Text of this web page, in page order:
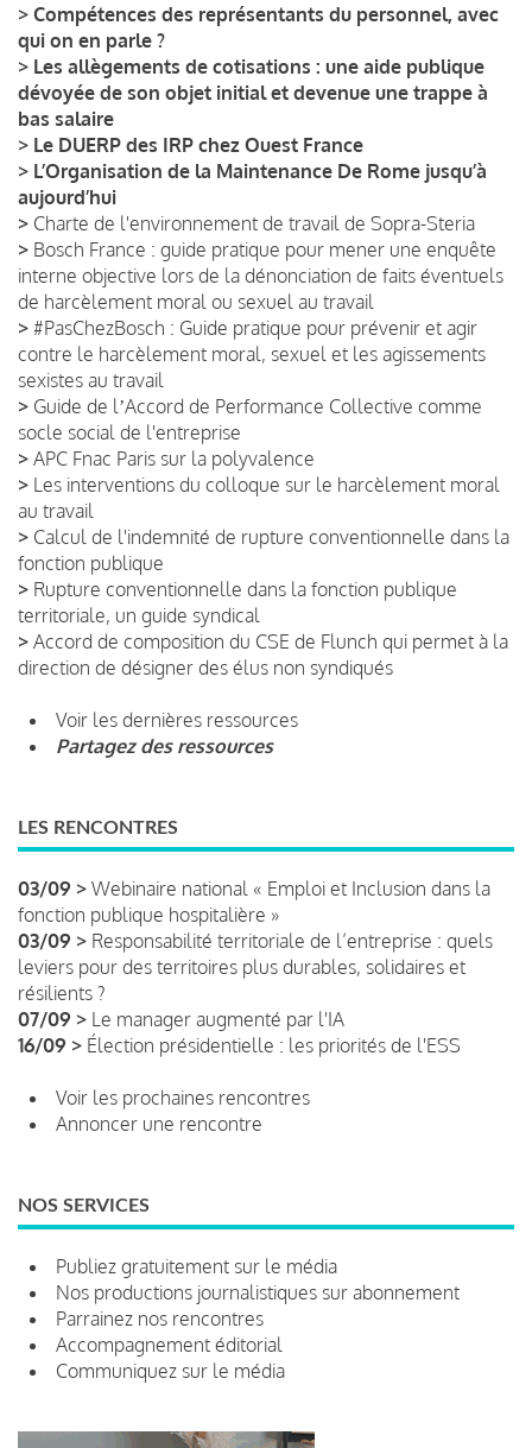
> Compétences des représentants du personnel, avec
qui on en parle ?
> Les allègements de cotisations : une aide publique
dévoyée de son objet initial et devenue une trappe à
bas salaire
> Le DUERP des IRP chez Ouest France
> L’Organisation de la Maintenance De Rome jusqu’à
aujourd’hui
> Charte de l'environnement de travail de Sopra-Steria
> Bosch France : guide pratique pour mener une enquête
interne objective lors de la dénonciation de faits éventuels
de harcèlement moral ou sexuel au travail
> #PasChezBosch : Guide pratique pour prévenir et agir
contre le harcèlement moral, sexuel et les agissements
sexistes au travail
> Guide de lʼAccord de Performance Collective comme
socle social de l'entreprise
> APC Fnac Paris sur la polyvalence
> Les interventions du colloque sur le harcèlement moral
au travail
> Calcul de l'indemnité de rupture conventionnelle dans la
fonction publique
> Rupture conventionnelle dans la fonction publique
territoriale, un guide syndical
> Accord de composition du CSE de Flunch qui permet à la
direction de désigner des élus non syndiqués
Voir les dernières ressources
Partagez des ressources
LES RENCONTRES
03/09 > Webinaire national « Emploi et Inclusion dans la
fonction publique hospitalière »
03/09 > Responsabilité territoriale de l’entreprise : quels
leviers pour des territoires plus durables, solidaires et
résilients ?
07/09 > Le manager augmenté par l'IA
16/09 > Élection présidentielle : les priorités de l'ESS
Voir les prochaines rencontres
Annoncer une rencontre
NOS SERVICES
Publiez gratuitement sur le média
Nos productions journalistiques sur abonnement
Parrainez nos rencontres
Accompagnement éditorial
Communiquez sur le média